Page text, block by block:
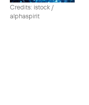
Credits: istock /
alphaspirit